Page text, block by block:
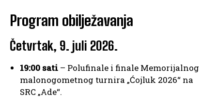
Program obilježavanja
Četvrtak, 9. juli 2026.
19:00 sati – Polufinale i finale Memorijalnog
malonogometnog turnira „Ćojluk 2026“ na
SRC „Ade“.